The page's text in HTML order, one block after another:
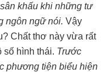
khấu khi những tư
ngôn ngữ nói. Vậy
Chất thơ này vừa rất
số hình thái. Trước
phương tiện biểu hiện